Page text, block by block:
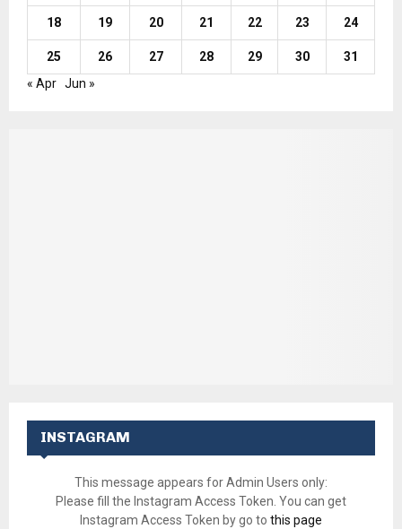
18 19 20 21 22 23 24
25 26 27 28 29 30
31
« Apr Jun »
INSTAGRAM
This message appears for Admin Users only:
Please fill the Instagram Access Token. You can get
Instagram Access Token by go to this page